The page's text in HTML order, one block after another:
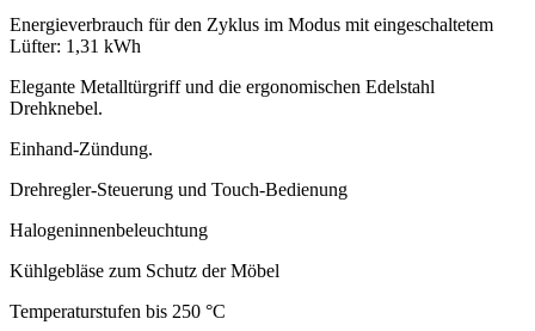
Energieverbrauch für den Zyklus im Modus mit eingeschaltetem
Lüfter: 1,31 kWh
Elegante Metalltürgriff und die ergonomischen Edelstahl
Drehknebel.
Einhand-Zündung.
Drehregler-Steuerung und Touch-Bedienung
Halogeninnenbeleuchtung
Kühlgebläse zum Schutz der Möbel
Temperaturstufen bis 250 °C